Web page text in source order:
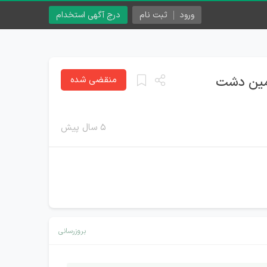
درج آگهی استخدام ورود ثبت نام
دشت
۵ سال پیش
منقضی شده
بروزرسانی